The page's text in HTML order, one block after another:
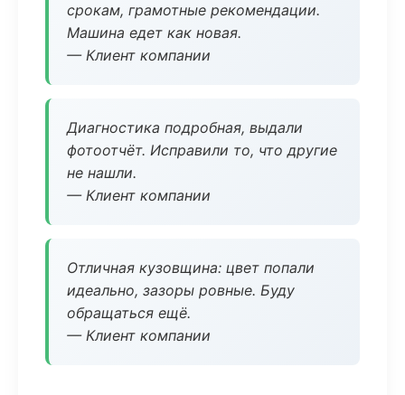
срокам, грамотные рекомендации.
Машина едет как новая.
— Клиент компании
Диагностика подробная, выдали
фотоотчёт. Исправили то, что другие
не нашли.
— Клиент компании
Отличная кузовщина: цвет попали
идеально, зазоры ровные. Буду
обращаться ещё.
— Клиент компании